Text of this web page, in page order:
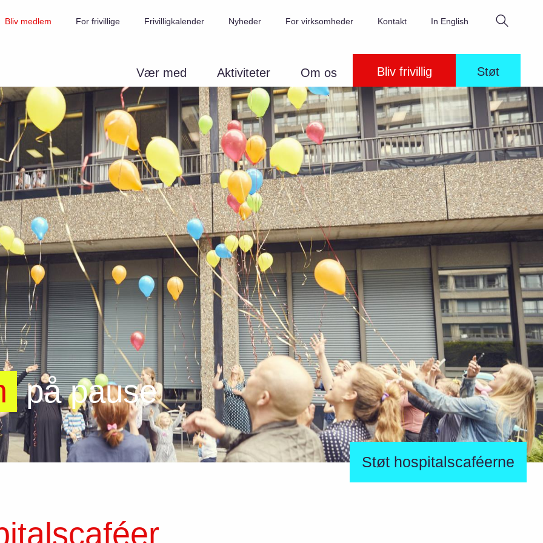
Vær med Aktiviteter Om os Bliv frivillig Støt
Bliv medlem For frivillige Frivilligkalender Nyheder For virksomheder Kontakt In English Søg
på pause
Støt hospitalscaféerne